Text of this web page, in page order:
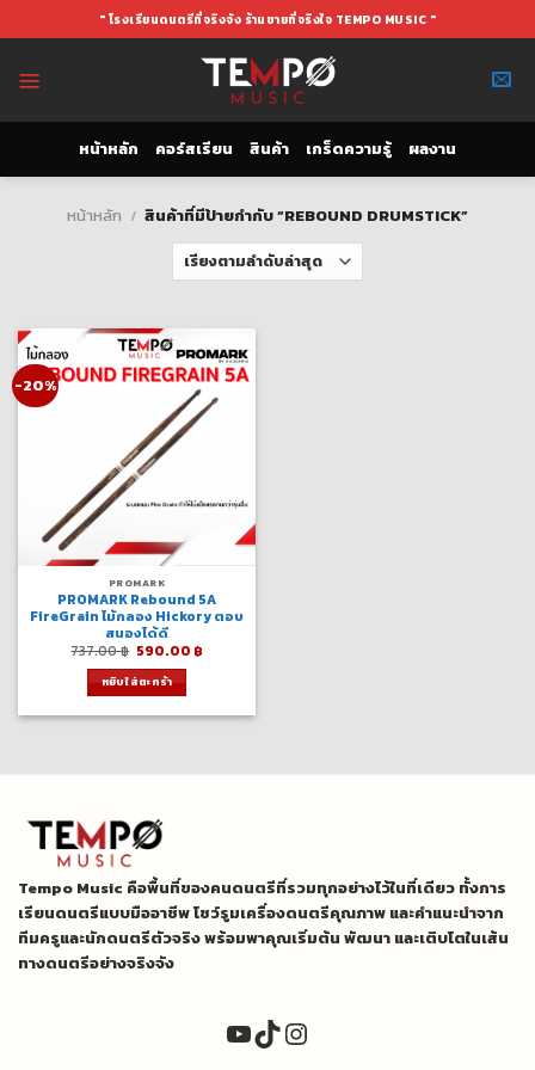
to
" โรงเรียนดนตรีที่จริงจัง ร้านขายที่จริงใจ TEMPO MUSIC "
หน้าหลัก คอร์สเรียน สินค้า เกร็ดความรู้ ผลงาน
หน้าหลัก / สินค้าที่มีป้ายกำกับ “REBOUND DRUMSTICK”
-20%
PROMARK
PROMARK Rebound 5A
FireGrain ไม้กลอง Hickory ตอบ
สนองได้ดี
737.00฿ Original
was:
737.00 ฿.
590.00 ฿Current
หยิบใส่ตะกร้า
Tempo Music คือพื้นที่ของคนดนตรีที่รวมทุกอย่างไว้ในที่เดียว ทั้งการ
เรียนดนตรีแบบมืออาชีพ โชว์รูมเครื่องดนตรีคุณภาพ และคำแนะนำจาก
ทีมครูและนักดนตรีตัวจริง พร้อมพาคุณเริ่มต้น พัฒนา และเติบโตในเส้น
ทางดนตรีอย่างจริงจัง
YouTube
TikTok
Instagram